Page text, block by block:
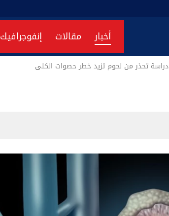
أخبار مقالات إنفوجرافيك
دراسة تحذر من لحوم تزيد خطر حصوات الكلى